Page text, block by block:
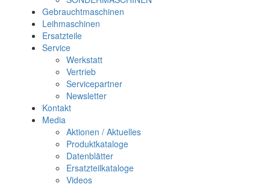
Gebrauchtmaschinen
Leihmaschinen
Ersatzteile
Service
Werkstatt
Vertrieb
Servicepartner
Newsletter
Kontakt
Media
Aktionen / Aktuelles
Produktkataloge
Datenblätter
Ersatzteilkataloge
Videos